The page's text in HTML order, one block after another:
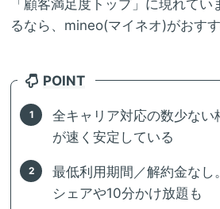
「顧客満足度トップ」に現れて
るなら、mineo(マイネオ)がおすす
POINT
全キャリア対応の数少ない
が速く安定している
最低利用期間／解約金なし
シェアや10分かけ放題も